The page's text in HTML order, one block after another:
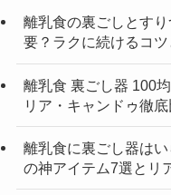
離乳食の裏ごしとす
要？ラクに続けるコ
離乳食 裏ごし器 100
リア・キャンドゥ徹
離乳食に裏ごし器は
の神アイテム7選とリ